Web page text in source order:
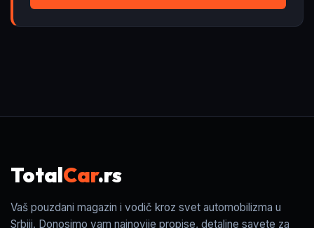
TotalCar.rs
Vaš pouzdani magazin i vodič kroz svet automobilizma u
Srbiji. Donosimo vam najnovije propise, detaljne savete za